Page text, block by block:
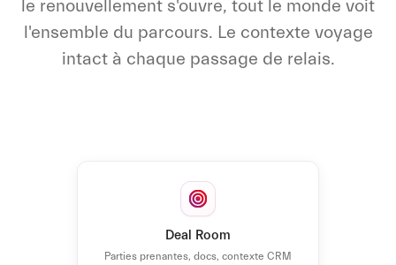
le renouvellement s'ouvre, tout le monde voit
l'ensemble du parcours. Le contexte voyage
intact à chaque passage de relais.
Deal Room
Parties prenantes, docs, contexte CRM